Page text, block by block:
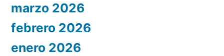
marzo 2026
febrero 2026
enero 2026